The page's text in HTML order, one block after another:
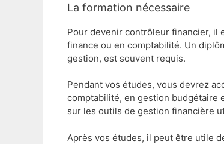
La formation nécessaire
Pour devenir contrôleur financier, il
finance ou en comptabilité. Un
gestion, est souvent requis.
Pendant vos études, vous devrez
comptabilité, en gestion budgétaire
sur les outils de gestion financière
Après vos études, il peut être utile